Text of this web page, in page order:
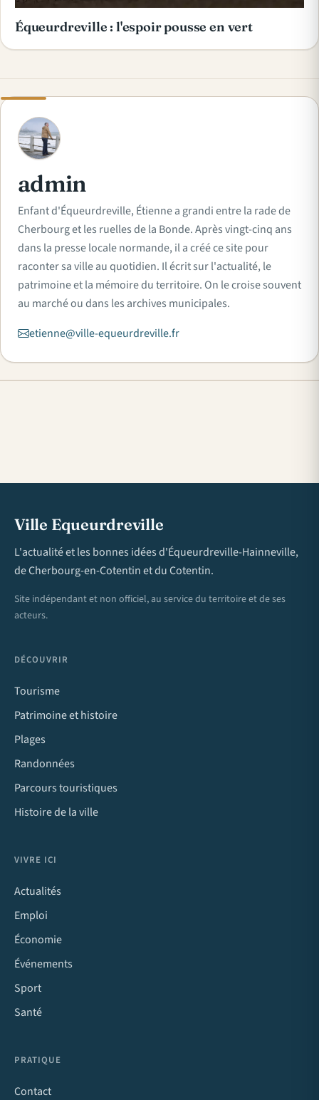
Équeurdreville : l'espoir pousse en vert
A
admin
Enfant d'Équeurdreville, Étienne a grandi entre la rade de
Cherbourg et les ruelles de la Bonde. Après vingt-cinq ans
dans la presse locale normande, il a créé ce site pour
raconter sa ville au quotidien. Il écrit sur l'actualité, le
patrimoine et la mémoire du territoire. On le croise souvent
au marché ou dans les archives municipales.
etienne@ville-equeurdreville.fr
Ville Equeurdreville
L'actualité et les bonnes idées d'Équeurdreville-Hainneville,
de Cherbourg-en-Cotentin et du Cotentin.
Site indépendant et non officiel, au service du territoire et de ses
acteurs.
DÉCOUVRIR
Tourisme
Patrimoine et histoire
Plages
Randonnées
Parcours touristiques
Histoire de la ville
VIVRE ICI
Actualités
Emploi
Économie
Événements
Sport
Santé
PRATIQUE
Contact